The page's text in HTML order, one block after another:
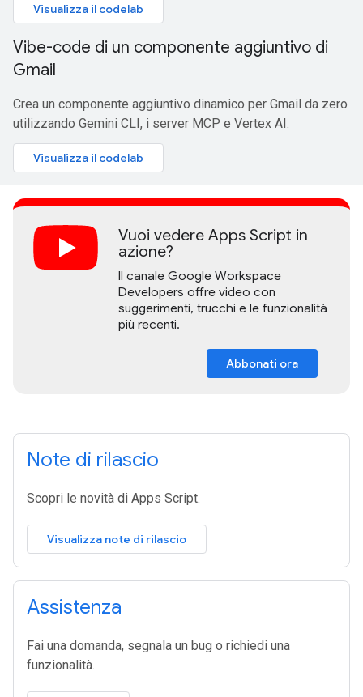
Visualizza il codelab
Vibe-code di un componente aggiuntivo di
Gmail
Crea un componente aggiuntivo dinamico per Gmail da zero
utilizzando Gemini CLI, i server MCP e Vertex AI.
Visualizza il codelab
Vuoi vedere Apps Script in
azione?
Il canale Google Workspace
Developers offre video con
suggerimenti, trucchi e le funzionalità
più recenti.
Abbonati ora
Note di rilascio
Scopri le novità di Apps Script.
Visualizza note di rilascio
Assistenza
Fai una domanda, segnala un bug o richiedi una
funzionalità.